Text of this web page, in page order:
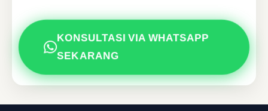
KONSULTASI VIA WHATSAPP
SEKARANG